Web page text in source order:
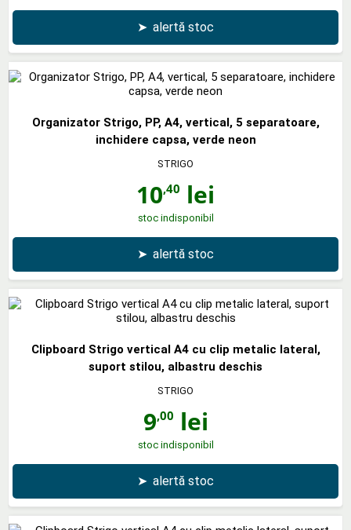
➤ alertă stoc
Organizator Strigo, PP, A4, vertical, 5 separatoare,
inchidere capsa, verde neon
STRIGO
10,40 lei
stoc indisponibil
➤ alertă stoc
Clipboard Strigo vertical A4 cu clip metalic lateral,
suport stilou, albastru deschis
STRIGO
9,00 lei
stoc indisponibil
➤ alertă stoc